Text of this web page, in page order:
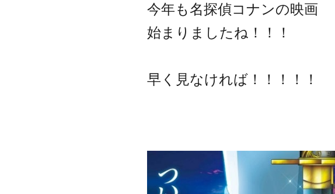
今年も名探偵コナンの映画
始まりましたね！！！
早く見なければ！！！！！